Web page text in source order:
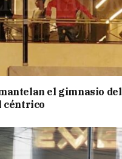
el gimnasio del
céntrico